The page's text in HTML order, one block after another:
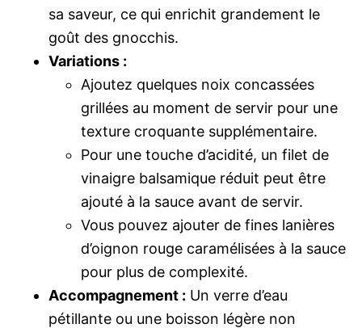
sa saveur, ce qui enrichit grandement le
goût des gnocchis.
Variations :
Ajoutez quelques noix concassées
grillées au moment de servir pour une
texture croquante supplémentaire.
Pour une touche d’acidité, un filet de
vinaigre balsamique réduit peut être
ajouté à la sauce avant de servir.
Vous pouvez ajouter de fines lanières
d’oignon rouge caramélisées à la sauce
pour plus de complexité.
Accompagnement : Un verre d’eau
pétillante ou une boisson légère non